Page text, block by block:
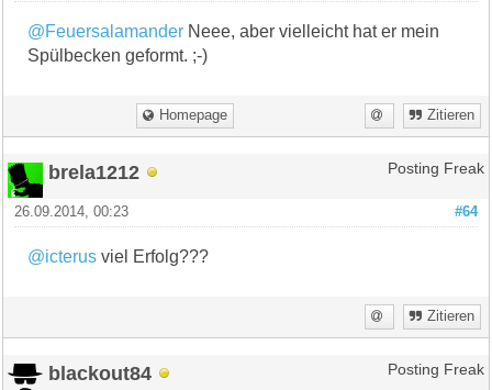
@Feuersalamander Neee, aber vielleicht hat er mein
Spülbecken geformt. ;-)
Homepage Zitieren
brela1212 Posting Freak
#64
26.09.2014, 00:23
@icterus viel Erfolg???
Zitieren
blackout84 Posting Freak